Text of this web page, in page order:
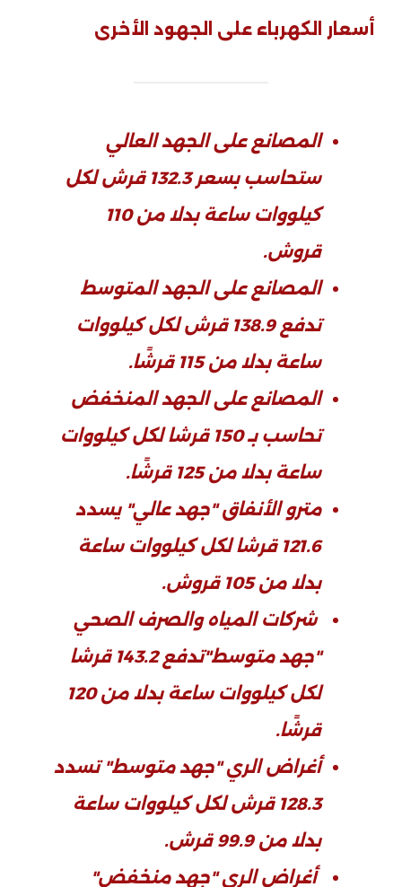
أسعار الكهرباء على الجهود الأخرى
المصانع على الجهد العالي
ستحاسب بسعر 132.3 قرش لكل
كيلووات ساعة بدلا من 110
قروش.
المصانع على الجهد المتوسط
تدفع 138.9 قرش لكل كيلووات
ساعة بدلا من 115 قرشًا.
المصانع على الجهد المنخفض
تحاسب بـ 150 قرشا لكل كيلووات
ساعة بدلا من 125 قرشًا.
مترو الأنفاق "جهد عالي" يسدد
121.6 قرشا لكل كيلووات ساعة
بدلا من 105 قروش.
شركات المياه والصرف الصحي
"جهد متوسط"تدفع 143.2 قرشا
لكل كيلووات ساعة بدلا من 120
قرشًا.
أغراض الري "جهد متوسط" تسدد
128.3 قرش لكل كيلووات ساعة
بدلا من 99.9 قرش.
أغراض الري "جهد منخفض"